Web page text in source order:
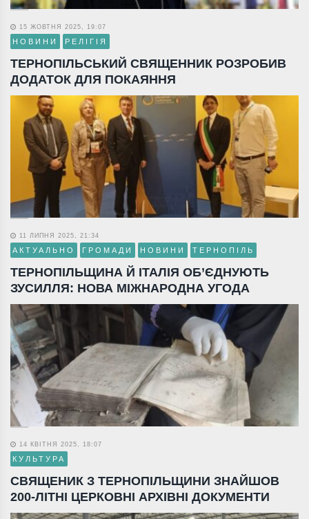
15 ЖОВТНЯ 2025, 19:07
НОВИНИ РЕЛІГІЯ
ТЕРНОПІЛЬСЬКИЙ СВЯЩЕННИК РОЗРОБИВ
ДОДАТОК ДЛЯ ПОКАЯННЯ
11 ЛИПНЯ 2025, 21:34
АКТУАЛЬНО ГРОМАДИ НОВИНИ ТЕРНОПІЛЬ
ТЕРНОПІЛЬЩИНА Й ІТАЛІЯ ОБ’ЄДНУЮТЬ
ЗУСИЛЛЯ: НОВА МІЖНАРОДНА УГОДА
14 КВІТНЯ 2025, 18:07
КУЛЬТУРА
СВЯЩЕНИК З ТЕРНОПІЛЬЩИНИ ЗНАЙШОВ
200-ЛІТНІ ЦЕРКОВНІ АРХІВНІ ДОКУМЕНТИ